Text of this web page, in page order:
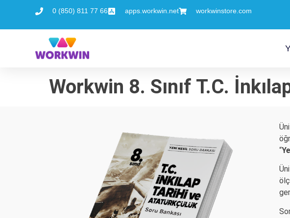
0 (850) 811 77 66 apps.workwin.net workwinstore.com
Workwin 8. Sınıf T.C.
“